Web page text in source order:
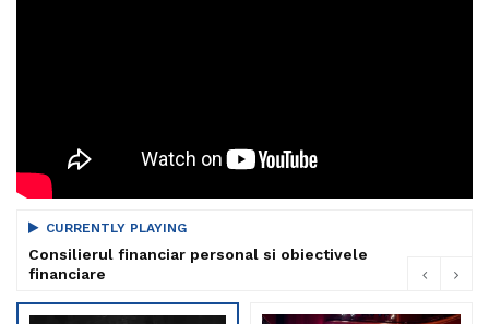
CURRENTLY PLAYING
Consilierul financiar personal si obiectivele
financiare